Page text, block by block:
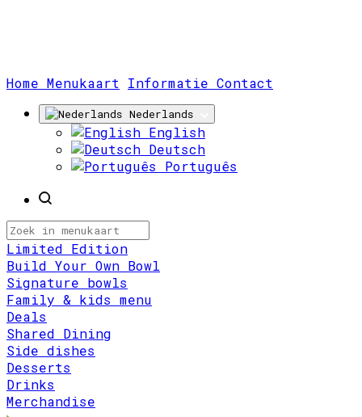
Home (huidige)
Menukaart Informatie Contact
Nederlands
English
Deutsch
Português
Limited Edition
Build Your Own Bowl
Signature bowls
Family & kids menu
Deals
Shared Dining
Side dishes
Desserts
Drinks
Merchandise